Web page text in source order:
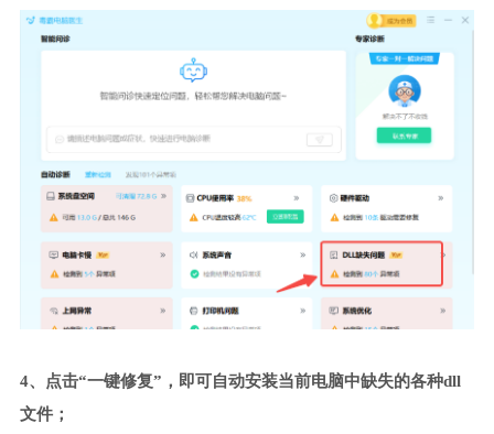
4、点击“一键修复”，即可自动安装当前电脑中缺失的各种dll
文件；